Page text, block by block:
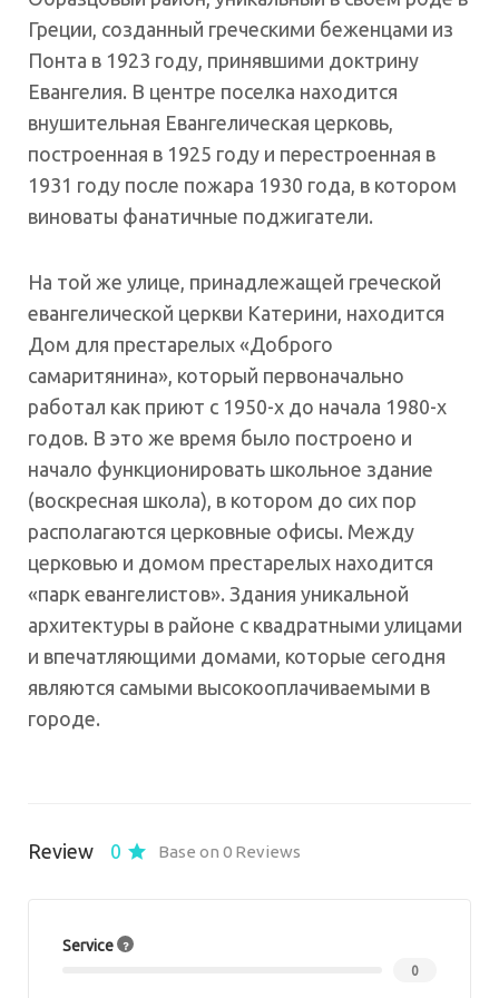
Ήχου
Греции, созданный греческими беженцами из
Понта в 1923 году, принявшими доктрину
Евангелия. В центре поселка находится
внушительная Евангелическая церковь,
построенная в 1925 году и перестроенная в
1931 году после пожара 1930 года, в котором
виноваты фанатичные поджигатели.
На той же улице, принадлежащей греческой
евангелической церкви Катерини, находится
Дом для престарелых «Доброго
самаритянина», который первоначально
работал как приют с 1950-х до начала 1980-х
годов. В это же время было построено и
начало функционировать школьное здание
(воскресная школа), в котором до сих пор
располагаются церковные офисы. Между
церковью и домом престарелых находится
«парк евангелистов». Здания уникальной
архитектуры в районе с квадратными улицами
и впечатляющими домами, которые сегодня
являются самыми высокооплачиваемыми в
городе.
Review 0 Base on 0 Reviews
Service
0